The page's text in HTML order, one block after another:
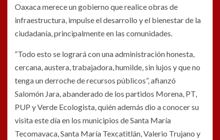
Oaxaca merece un gobierno que realice obras de
infraestructura, impulse el desarrollo y el bienestar de la
ciudadanía, principalmente en las comunidades.
“Todo esto se logrará con una administración honesta,
cercana, austera, trabajadora, humilde, sin lujos y que no
tenga un derroche de recursos públicos”, afianzó
Salomón Jara, abanderado de los partidos Morena, PT,
PUP y Verde Ecologista, quién además dio a conocer su
visita este día en los municipios de Santa María
Tecomavaca, Santa María Texcatitlán, Valerio Trujano y